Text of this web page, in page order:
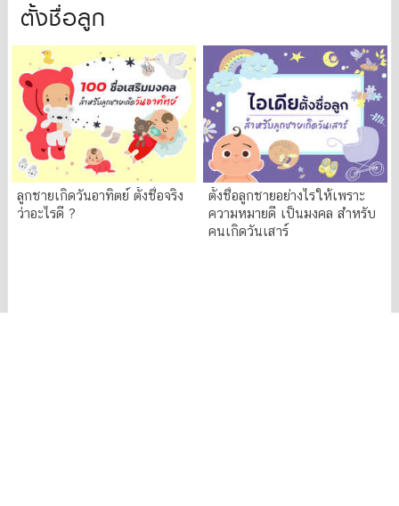
ตั้งชื่อลูก
ลูกชายเกิดวันอาทิตย์ ตั้งชื่อจริง
ว่าอะไรดี ?
ตั้งชื่อลูกชายอย่างไรให้เพราะ
ความหมายดี เป็นมงคล สำหรับ
คนเกิดวันเสาร์